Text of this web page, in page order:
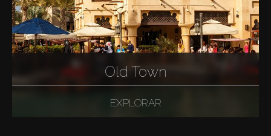
Old Town
EXPLORAR